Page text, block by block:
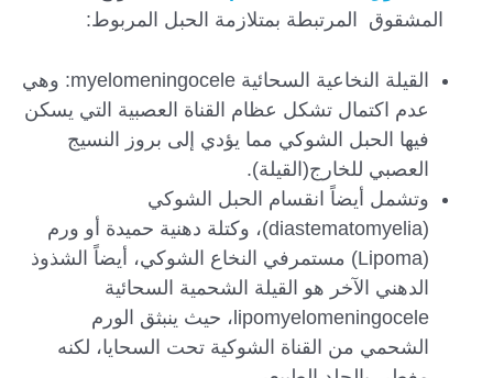
المشقوق المرتبطة بمتلازمة الحبل المربوط:
القيلة النخاعية السحائية myelomeningocele: وهي
عدم اكتمال تشكل عظام القناة العصبية التي يسكن
فيها الحبل الشوكي مما يؤدي إلى بروز النسيج
العصبي للخارج(القيلة).
وتشمل أيضاً انقسام الحبل الشوكي
(diastematomyelia)، وكتلة دهنية حميدة أو ورم
(Lipoma) مستمرفي النخاع الشوكي، أيضاً الشذوذ
الدهني الآخر هو القيلة الشحمية السحائية
lipomyelomeningocele، حيث ينبثق الورم
الشحمي من القناة الشوكية تحت السحايا، لكنه